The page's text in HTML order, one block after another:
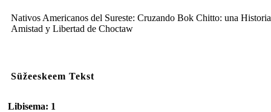
Nativos Americanos del Sureste: Cruzando Bok Chitto: una
Amistad y Libertad de Choctaw
Süžeeskeem Tekst
Libisema: 1